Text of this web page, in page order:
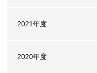
2021年度
2020年度